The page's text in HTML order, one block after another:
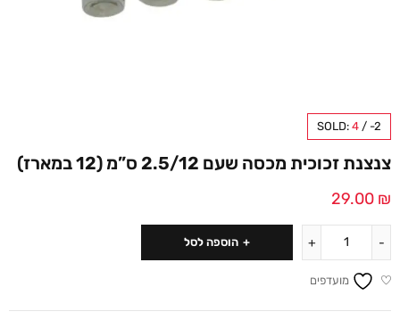
SOLD: 4 / -2
צנצנת זכוכית מכסה שעם 2.5/12 ס”מ (12 במארז)
29.00 ₪
הוספה לסל
מועדפים